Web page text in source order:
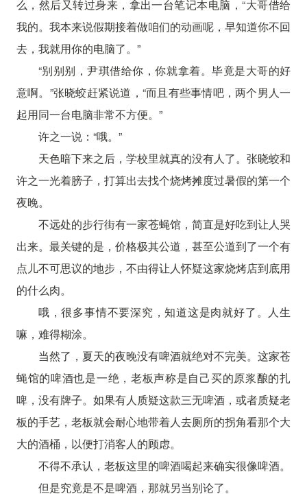
么，然后又转过身来，拿出一台笔记本电脑，“大哥借给
我的。我本来说假期接着做咱们的动画呢，早知道你不回
去，我就用你的电脑了。”
“别别别，尹琪借给你，你就拿着。毕竟是大哥的好
意啊。”张晓蛟赶紧说道，“而且有些事情吧，两个男人一
起用同一台电脑非常不方便。”
许之一说：“哦。”
天色暗下来之后，学校里就真的没有人了。张晓蛟和
许之一光着膀子，打算出去找个烧烤摊度过暑假的第一个
夜晚。
不远处的步行街有一家苍蝇馆，简直是好吃到让人哭
出来。最关键的是，价格极其公道，甚至公道到了一个有
点儿不可思议的地步，不由得让人怀疑这家烧烤店到底用
的什么肉。
哦，很多事情不要深究，知道这是肉就好了。人生
嘛，难得糊涂。
当然了，夏天的夜晚没有啤酒就绝对不完美。这家苍
蝇馆的啤酒也是一绝，老板声称是自己买的原浆酿的扎
啤，没有牌子。如果有人质疑这款三无啤酒，或者质疑老
板的手艺，老板就会耐心地带着人去厕所的拐角看那个大
大的酒桶，以便打消客人的顾虑。
不得不承认，老板这里的啤酒喝起来确实很像啤酒。
但是究竟是不是啤酒，那就另当别论了。